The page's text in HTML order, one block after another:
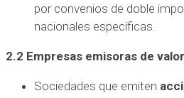
por convenios de doble
nacionales específicas.
2.2 Empresas emisoras de
Sociedades que emiten